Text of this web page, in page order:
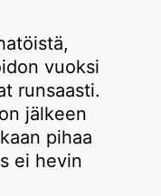
vuoksi
runsaasti.
jälkeen
pihaa
ei hevin